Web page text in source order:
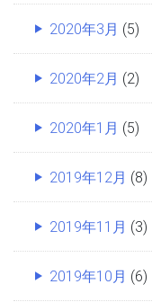
2020年3月 (5)
2020年2月 (2)
2020年1月 (5)
2019年12月 (8)
2019年11月 (3)
2019年10月 (6)